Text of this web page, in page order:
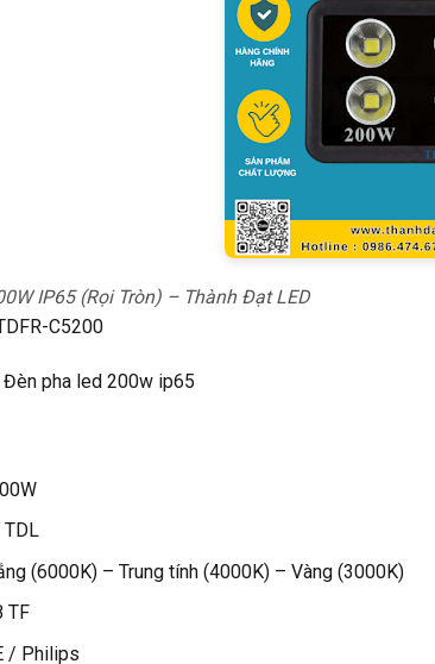
IP65 (Rọi Tròn) – Thành Đạt LED
C5200
Đèn pha led 200w ip65
TDL
(6000K) – Trung tính (4000K) – Vàng (3000K)
TF
/ Philips